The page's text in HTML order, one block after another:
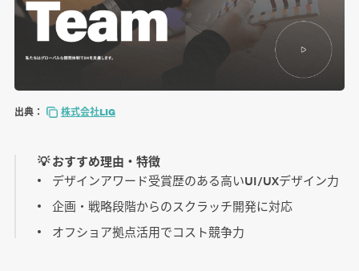
出典： 株式会社LIG
💡 おすすめ理由・特徴
デザインアワード受賞歴のある高いUI/UXデザイン力
企画・戦略段階からのスクラッチ開発に対応
オフショア拠点活用でコスト競争力